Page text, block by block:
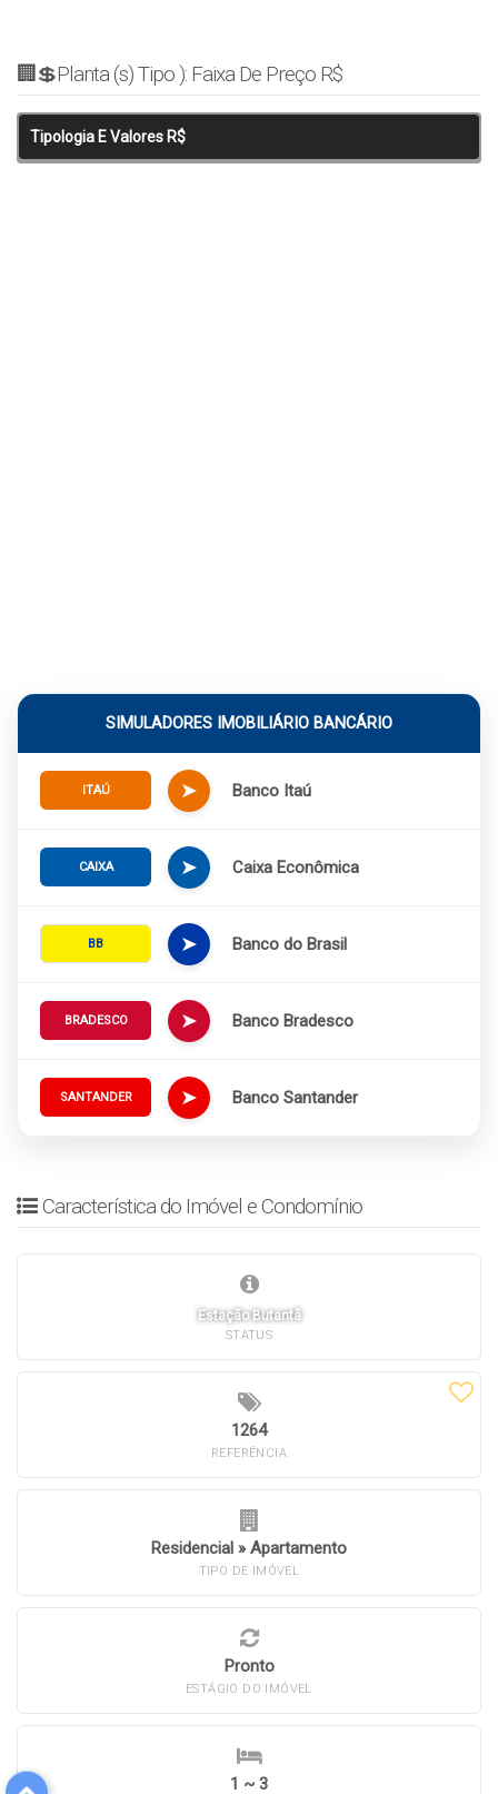
🏢💲Planta (s) Tipo ): Faixa De Preço R$
Tipologia E Valores R$
SIMULADORES IMOBILIÁRIO BANCÁRIO
ITAÚ ➤ Banco Itaú
CAIXA ➤ Caixa Econômica
BB ➤ Banco do Brasil
BRADESCO ➤ Banco Bradesco
SANTANDER ➤ Banco Santander
Característica do Imóvel e Condomínio
Estação Butantã
STATUS
1264
REFERÊNCIA
Residencial » Apartamento
TIPO DE IMÓVEL
Pronto
ESTÁGIO DO IMÓVEL
1 ~ 3